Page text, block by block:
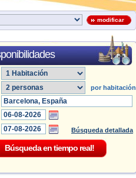
modificar
por habitación
Búsqueda detallada